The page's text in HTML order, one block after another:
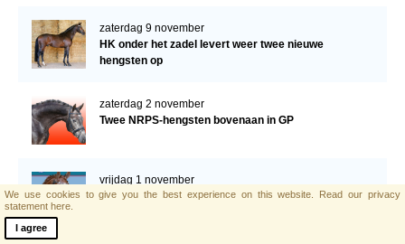
zaterdag 9 november
HK onder het zadel levert weer twee nieuwe
hengsten op
zaterdag 2 november
Twee NRPS-hengsten bovenaan in GP
vrijdag 1 november
Programma verrichtingsonderzoek donderdag 7 en
We use cookies to give you the best experience on this website. Read our privacy
statement here.
I agree